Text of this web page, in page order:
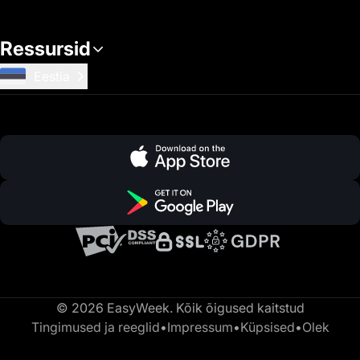
Ressursid
© 2026 EasyWeek. Kõik õigused kaitstud
Tingimused ja reeglid•Impressum•Küpsised•Olek